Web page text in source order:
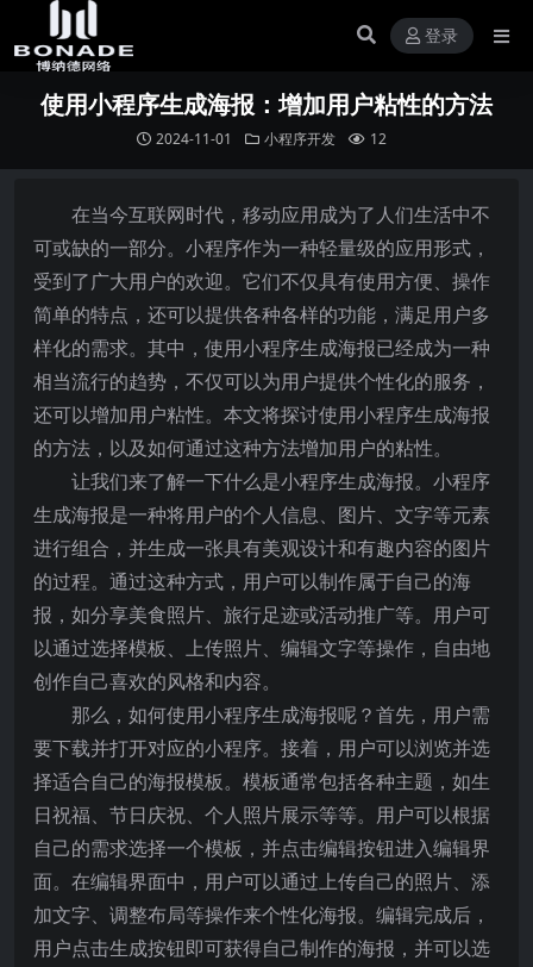
登录
使用小程序生成海报：增加用户粘性的方法
2024-11-01 小程序开发 12
在当今互联网时代，移动应用成为了人们生活中不
可或缺的一部分。小程序作为一种轻量级的应用形式，
受到了广大用户的欢迎。它们不仅具有使用方便、操作
简单的特点，还可以提供各种各样的功能，满足用户多
样化的需求。其中，使用小程序生成海报已经成为一种
相当流行的趋势，不仅可以为用户提供个性化的服务，
还可以增加用户粘性。本文将探讨使用小程序生成海报
的方法，以及如何通过这种方法增加用户的粘性。
让我们来了解一下什么是小程序生成海报。小程序
生成海报是一种将用户的个人信息、图片、文字等元素
进行组合，并生成一张具有美观设计和有趣内容的图片
的过程。通过这种方式，用户可以制作属于自己的海
报，如分享美食照片、旅行足迹或活动推广等。用户可
以通过选择模板、上传照片、编辑文字等操作，自由地
创作自己喜欢的风格和内容。
那么，如何使用小程序生成海报呢？首先，用户需
要下载并打开对应的小程序。接着，用户可以浏览并选
择适合自己的海报模板。模板通常包括各种主题，如生
日祝福、节日庆祝、个人照片展示等等。用户可以根据
自己的需求选择一个模板，并点击编辑按钮进入编辑界
面。在编辑界面中，用户可以通过上传自己的照片、添
加文字、调整布局等操作来个性化海报。编辑完成后，
用户点击生成按钮即可获得自己制作的海报，并可以选